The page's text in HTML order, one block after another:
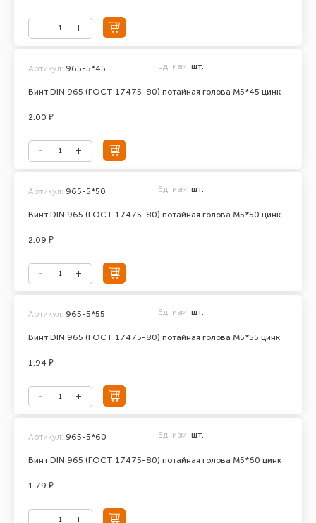
Винт DIN 965 (ГОСТ 17475-80) потайная голова М5*45 цинк
Артикул: 965-5*45 Ед. изм. шт.
2.00 ₽
Винт DIN 965 (ГОСТ 17475-80) потайная голова М5*50 цинк
Артикул: 965-5*50 Ед. изм. шт.
2.09 ₽
Винт DIN 965 (ГОСТ 17475-80) потайная голова М5*55 цинк
Артикул: 965-5*55 Ед. изм. шт.
1.94 ₽
Винт DIN 965 (ГОСТ 17475-80) потайная голова М5*60 цинк
Артикул: 965-5*60 Ед. изм. шт.
1.79 ₽